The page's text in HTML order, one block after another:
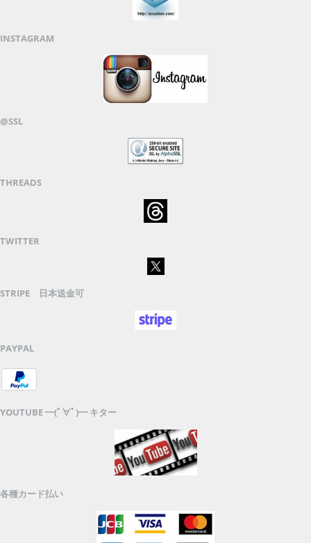
INSTAGRAM
@SSL
THREADS
TWITTER
STRIPE 日本送金可
PAYPAL
YOUTUBE ━(ﾟ∀ﾟ)━ キター
各種カード払い